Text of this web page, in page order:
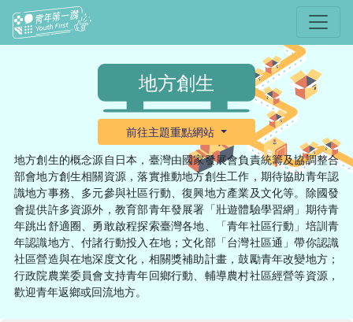
選單
地方創生
前往主題重點網站
地方創生的概念源自日本，臺灣由國家發展會負責統籌及協調整合
部會地方創生相關資源，落實推動地方創生工作，期待協助青年認
識地方事務、多元參與社區行動、復興地方產業及文化等。除國發
會提供許多資源外，教育部青年發展署「壯遊體驗學習網」期待青
年跳出舒適圈、勇敢啟程探索臺灣各地、「青年社區行動」培訓青
年認識地方、付諸行動投入在地；文化部「台灣社區通」帶你認識
社區營造與在地深度文化，相關獎補助計畫，鼓勵青年改變地方；
行政院農業委員會支持青年回鄉行動、輔導農村社區經營等資源，
歡迎青年返鄉或回流地方。